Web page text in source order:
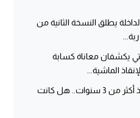
يطلق النسخة الثانية من
يكشفان معاناة كسابة
الماشية...
سؤال برلماني أُجيب عنه منذ أكثر من 3 سنوات.. هل كانت